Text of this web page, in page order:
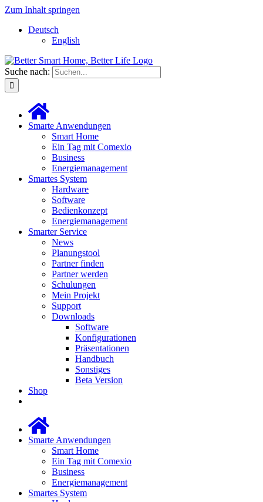
Zum Inhalt springen
Deutsch
English
Suche nach:
Smarte Anwendungen
Smart Home
Ein Tag mit Comexio
Business
Energiemanagement
Smartes System
Hardware
Software
Bedienkonzept
Energiemanagement
Smarter Service
News
Planungstool
Partner finden
Partner werden
Schulungen
Mein Projekt
Support
Downloads
Software
Konfigurationen
Präsentationen
Handbuch
Sonstiges
Beta Version
Shop
Smarte Anwendungen
Smart Home
Ein Tag mit Comexio
Business
Energiemanagement
Smartes System